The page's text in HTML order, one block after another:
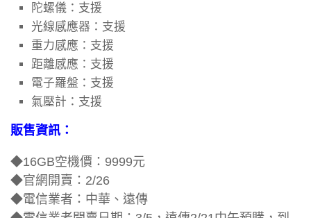
陀螺儀： 支援
光線感應器： 支援
重力感應： 支援
距離感應： 支援
電子羅盤： 支援
氣壓計： 支援
販售資訊：
◆16GB空機價：9999元
◆官網開賣：2/26
◆電信業者：中華、遠傳